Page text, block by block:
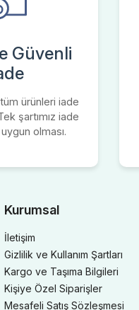
Güvenli
ürünleri iade
şartımız iade
olması.
Kurumsal
İletişim
Gizlilik ve Kullanım Şartları
Kargo ve Taşıma Bilgileri
Kişiye Özel Siparişler
Mesafeli Satış Sözleşmesi